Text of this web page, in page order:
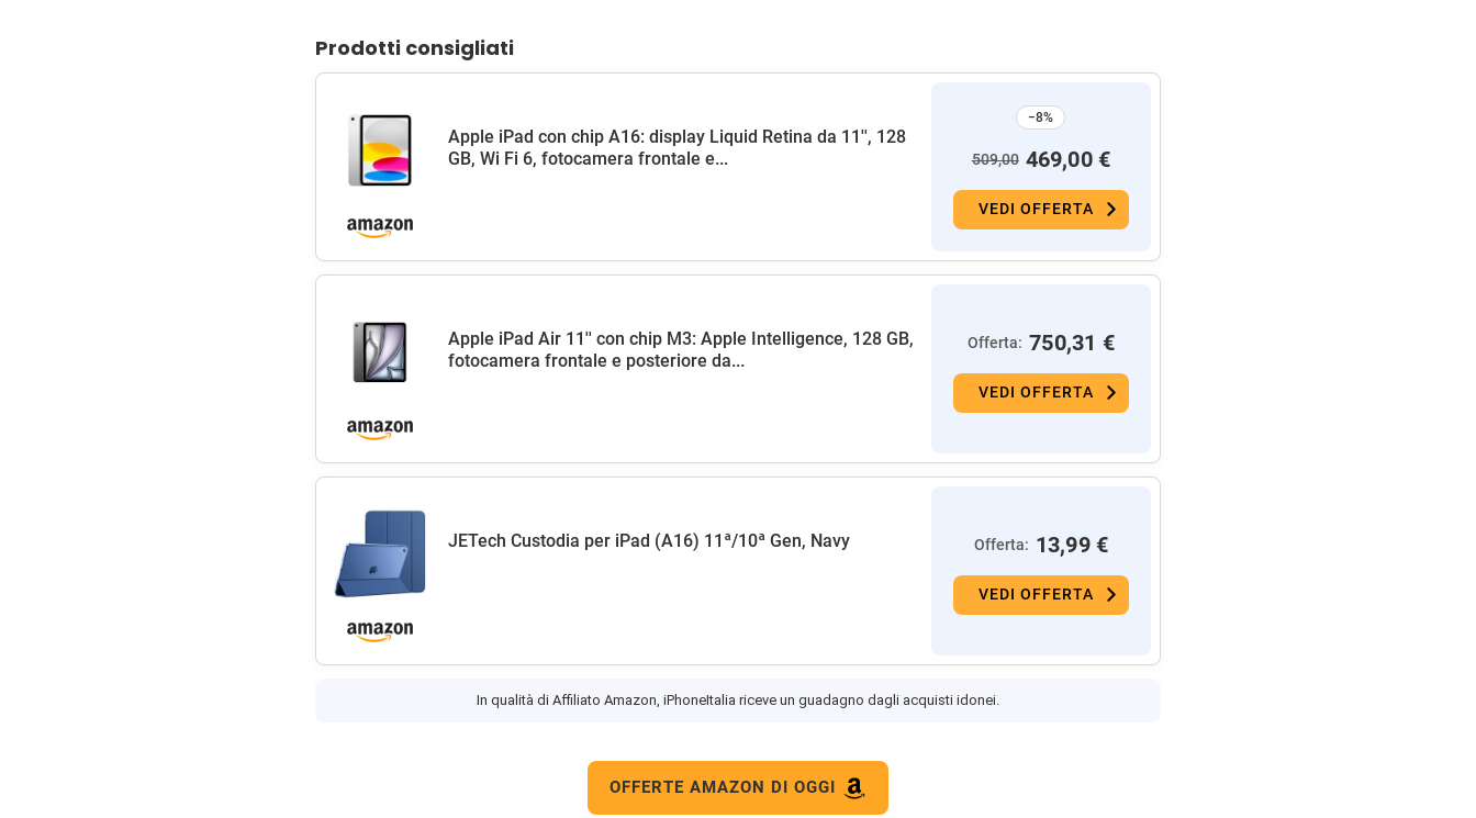
Prodotti consigliati
Apple iPad con chip A16: display Liquid Retina da 11'', 128
GB, Wi Fi 6, fotocamera frontale e...
−8%
509,00 469,00 €
VEDI OFFERTA
Apple iPad Air 11'' con chip M3: Apple Intelligence, 128 GB,
fotocamera frontale e posteriore da...
Offerta: 750,31 €
VEDI OFFERTA
JETech Custodia per iPad (A16) 11ª/10ª Gen, Navy Offerta: 13,99 €
VEDI OFFERTA
In qualità di Affiliato Amazon, iPhoneItalia riceve un guadagno dagli acquisti idonei.
OFFERTE AMAZON DI OGGI